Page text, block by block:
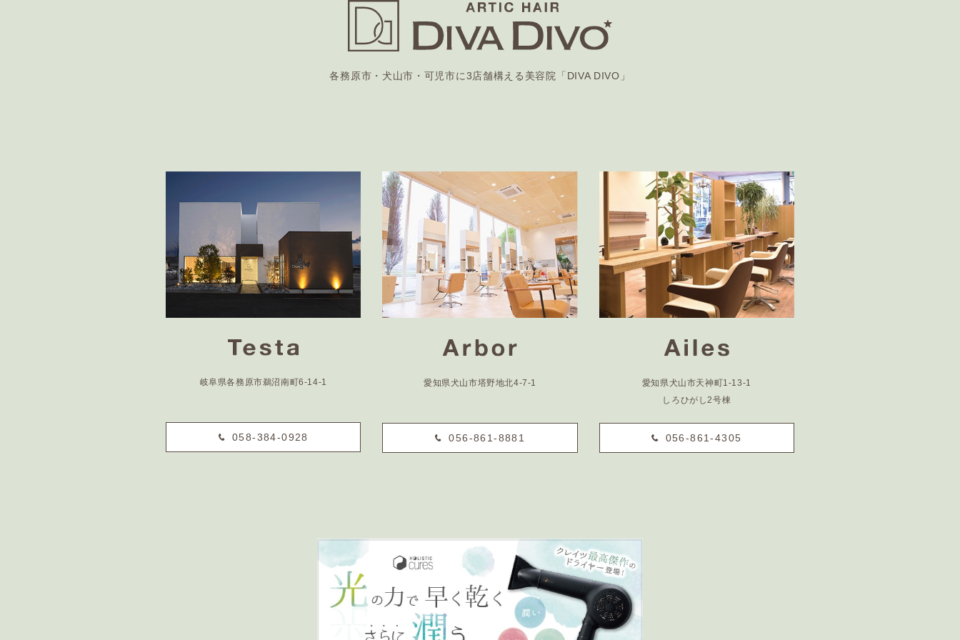
各務原市・犬山市・可児市に3店舗構える美容院「DIVA DIVO」
岐阜県各務原市鵜沼南町6-14-1
058-384-0928
愛知県犬山市塔野地北4-7-1
056-861-8881
愛知県犬山市天神町1-13-1
しろひがし2号棟
056-861-4305